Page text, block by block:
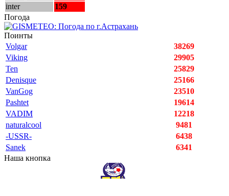
inter
159
Погода
Поинты
Volgar
38269
Viking
29905
Ten
25829
Denisque
25166
VanGog
23510
Pashtet
19614
VADIM
12218
naturalcool
9481
-USSR-
6438
Sanek
6341
Наша кнопка